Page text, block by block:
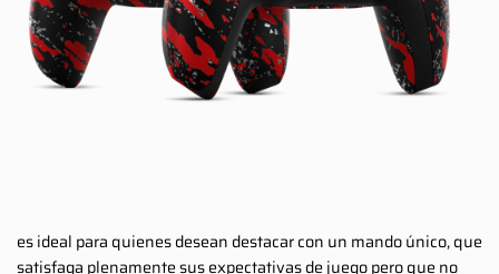
es ideal para quienes desean destacar con un mando único, que
satisfaga plenamente sus expectativas de juego pero que no